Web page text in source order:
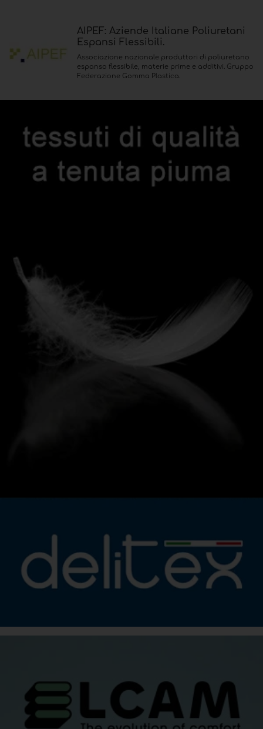
AIPEF: Aziende Italiane Poliuretani
Espansi Flessibili.
Associazione nazionale produttori di poliuretano
espanso flessibile, materie prime e additivi. Gruppo
Federazione Gomma Plastica.